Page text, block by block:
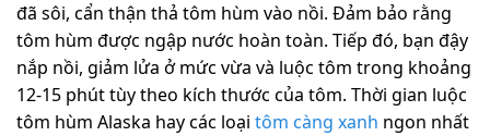
đã sôi, cẩn thận thả tôm hùm vào nồi. Đảm bảo rằng
tôm hùm được ngập nước hoàn toàn. Tiếp đó, bạn đậy
nắp nồi, giảm lửa ở mức vừa và luộc tôm trong khoảng
12-15 phút tùy theo kích thước của tôm. Thời gian luộc
tôm hùm Alaska hay các loại tôm càng xanh ngon nhất